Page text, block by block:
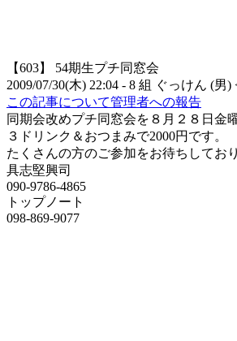
【603】 54期生プチ同窓会
2009/07/30(木) 22:04 - 8 組 ぐっけん (男)
この記事について管理者への報告
同期会改めプチ同窓会を８月２８日金
３ドリンク＆おつまみで2000円です。
たくさんの方のご参加をお待ちしてお
具志堅興司
090-9786-4865
トップノート
098-869-9077